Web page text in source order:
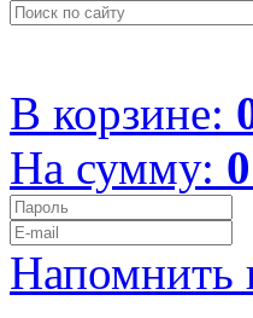
В корзине:
На сумму: 0
Напомнить